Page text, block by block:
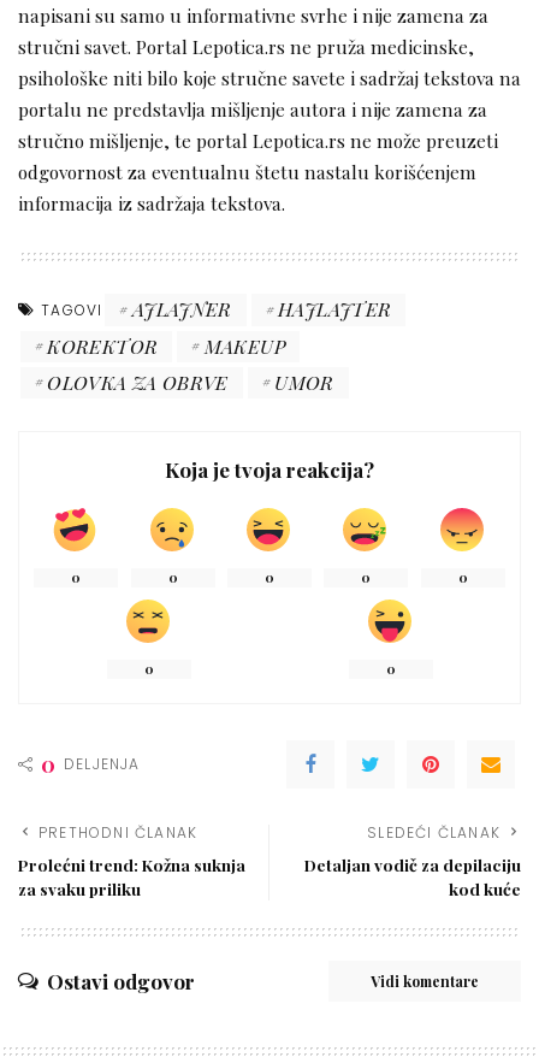
napisani su samo u informativne svrhe i nije zamena za
stručni savet. Portal Lepotica.rs ne pruža medicinske,
psihološke niti bilo koje stručne savete i sadržaj tekstova na
portalu ne predstavlja mišljenje autora i nije zamena za
stručno mišljenje, te portal Lepotica.rs ne može preuzeti
odgovornost za eventualnu štetu nastalu korišćenjem
informacija iz sadržaja tekstova.
TAGOVI AJLAJNER
HAJLAJTER
KOREKTOR
MAKEUP
OLOVKA ZA OBRVE
UMOR
Koja je tvoja reakcija?
0 0 0 0 0
0 0
0 DELJENJA
PRETHODNI ČLANAK
Prolećni trend: Kožna suknja
za svaku priliku
SLEDEĆI ČLANAK
Detaljan vodič za depilaciju
kod kuće
Ostavi odgovor Vidi komentare